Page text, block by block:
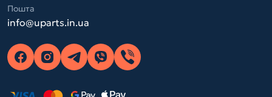
Пошта
info@uparts.in.ua